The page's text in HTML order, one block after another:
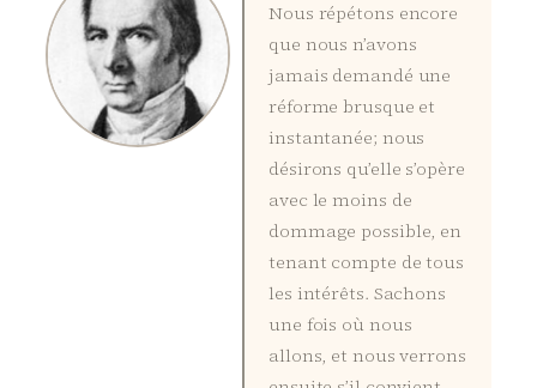
Nous répétons encore
que nous n’avons
jamais demandé une
réforme brusque et
instantanée; nous
désirons qu’elle s’opère
avec le moins de
dommage possible, en
tenant compte de tous
les intérêts. Sachons
une fois où nous
allons, et nous verrons